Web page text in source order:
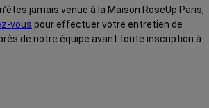
jamais venue à la Maison RoseUp Paris,
vous pour effectuer votre entretien de
de notre équipe avant toute inscription à